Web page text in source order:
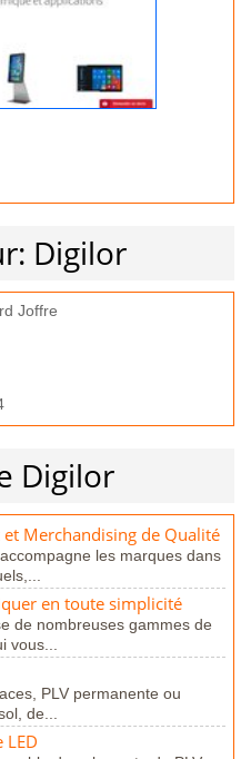
Digilor
Joffre
Digilor
et Merchandising de Qualité
les marques dans
en toute simplicité
de nombreuses gammes de
vous...
PLV permanente ou
de...
LED